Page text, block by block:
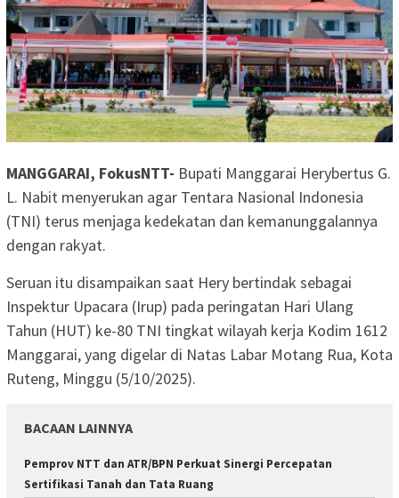
MANGGARAI, FokusNTT- Bupati Manggarai Herybertus G.
L. Nabit menyerukan agar Tentara Nasional Indonesia
(TNI) terus menjaga kedekatan dan kemanunggalannya
dengan rakyat.
Seruan itu disampaikan saat Hery bertindak sebagai
Inspektur Upacara (Irup) pada peringatan Hari Ulang
Tahun (HUT) ke-80 TNI tingkat wilayah kerja Kodim 1612
Manggarai, yang digelar di Natas Labar Motang Rua, Kota
Ruteng, Minggu (5/10/2025).
BACAAN LAINNYA
Pemprov NTT dan ATR/BPN Perkuat Sinergi Percepatan
Sertifikasi Tanah dan Tata Ruang